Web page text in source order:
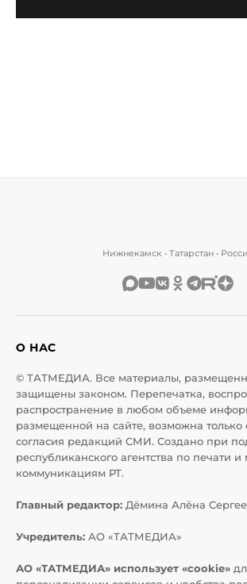
Нижнекамск • Татарстан •
О НАС
© ТАТМЕДИА. Все материалы,
защищены законом. Перепечатка,
распространение в любом объеме
размещенной на сайте, возможна только
согласия редакций СМИ. Создано при
республиканского агентства по печати
коммуникациям РТ.
Главный редактор: Дёмина Алёна
Учредитель: АО «ТАТМЕДИА»
АО «ТАТМЕДИА» использует «cookie»